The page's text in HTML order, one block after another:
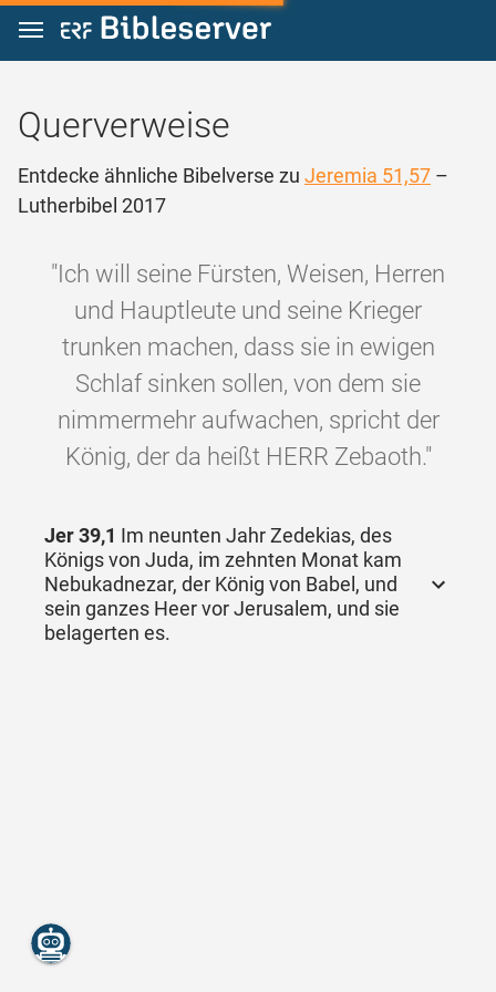
Zum Inhalt springen
Querverweise
Entdecke ähnliche Bibelverse zu Jeremia 51,57 –
Lutherbibel 2017
"Ich will seine Fürsten, Weisen, Herren
und Hauptleute und seine Krieger
trunken machen, dass sie in ewigen
Schlaf sinken sollen, von dem sie
nimmermehr aufwachen, spricht der
König, der da heißt HERR Zebaoth."
Jer 39,1 Im neunten Jahr Zedekias, des
Königs von Juda, im zehnten Monat kam
Nebukadnezar, der König von Babel, und
sein ganzes Heer vor Jerusalem, und sie
belagerten es.